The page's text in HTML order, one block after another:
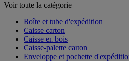
Voir toute la catégorie
Boîte et tube d'expédition
Caisse carton
Caisse en bois
Caisse-palette carton
Enveloppe et pochette